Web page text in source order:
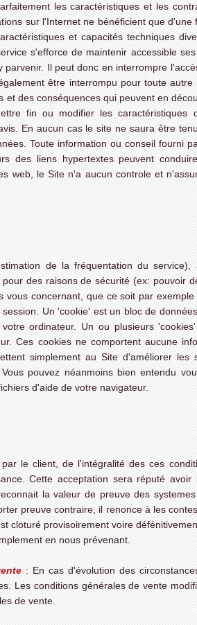
les caractéristiques et les
sur l'Internet ne bénéficient que d'une
et capacités techniques
s'efforce de maintenir accessible
Il peut donc en interrompre
être interrompu pour toute
des conséquences qui peuvent en
fin ou modifier les caractéristiques
En aucun cas le site ne saura être
Toute information ou conseil fourni
des liens hypertextes peuvent
web, le Site n'a aucun controle et
de la fréquentation du service),
des raisons de sécurité (ex: pouvoir
concernant, que ce soit par
Un 'cookie' est un bloc de
ordinateur. Un ou plusieurs
Ces cookies ne comportent aucune
simplement au Site d'améliorer les
pouvez néanmoins bien entendu
d'aide de votre navigateur.
le client, de l'intégralité des ces
Cette acceptation sera réputé
la valeur de preuve des
preuve contraire, il renonce à les
cloturé provisoirement voire
en nous prévenant.
: En cas d'évolution des
Les conditions générales de vente
de vente.